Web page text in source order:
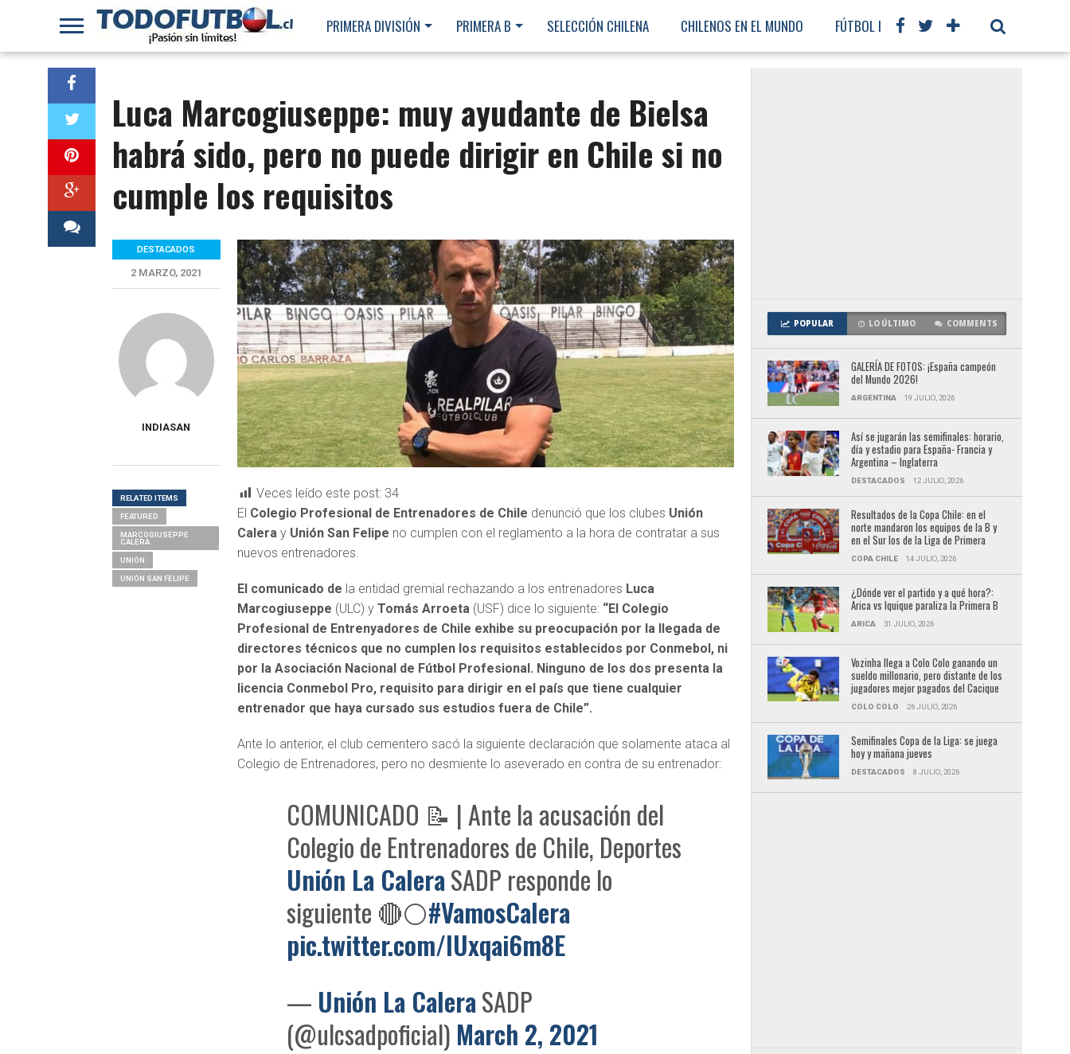
PRIMERA DIVISIÓN PRIMERA B SELECCIÓN CHILENA CHILENOS EN EL MUNDO FÚTBOL INTERNACIONAL
Luca Marcogiuseppe: muy ayudante de Bielsa
habrá sido, pero no puede dirigir en Chile si no
cumple los requisitos
Veces leído este post: 34
El Colegio Profesional de Entrenadores de Chile denunció que los clubes Unión
Calera y Unión San Felipe no cumplen con el reglamento a la hora de contratar a sus
nuevos entrenadores.
El comunicado de la entidad gremial rechazando a los entrenadores Luca
Marcogiuseppe (ULC) yTomás Arroeta (USF) dice lo siguiente: “El Colegio
Profesional de Entrenyadores de Chile exhibe su preocupación por la llegada de
directores técnicos que no cumplen los requisitos establecidos por Conmebol, ni
por la Asociación Nacional de Fútbol Profesional. Ninguno de los dos presenta la
licencia Conmebol Pro, requisito para dirigir en el país que tiene cualquier
entrenador que haya cursado sus estudios fuera de Chile”.
Ante lo anterior, el club cementero sacó la siguiente declaración que solamente ataca al
Colegio de Entrenadores, pero no desmiente lo aseverado en contra de su entrenador:
COMUNICADO 📝 | Ante la acusación del
Colegio de Entrenadores de Chile, Deportes
Unión La CaleraSADP responde lo
siguiente 🔴⚪️#VamosCalera
pic.twitter.com/IUxqai6m8E
— Unión La CaleraSADP
(@ulcsadpoficial) March 2, 2021
DESTACADOS
2 MARZO, 2021
INDIASAN
RELATED ITEMS
FEATURED
MARCOGIUSEPPE
CALERA
UNIÓN
UNIÓN SAN FELIPE
POPULAR LO ÚLTIMO COMMENTS
GALERÍA DE FOTOS: ¡España campeón
del Mundo 2026!
ARGENTINA 19 JULIO, 2026
Así se jugarán las semifinales: horario,
día y estadio para España- Francia y
Argentina – Inglaterra
DESTACADOS 12 JULIO, 2026
Resultados de la Copa Chile: en el
norte mandaron los equipos de la B y
en el Sur los de la Liga de Primera
COPA CHILE 14 JULIO, 2026
¿Dónde ver el partido y a qué hora?:
Arica vs Iquique paraliza la Primera B
ARICA 31 JULIO, 2026
Vozinha llega a Colo Colo ganando un
sueldo millonario, pero distante de los
jugadores mejor pagados del Cacique
COLO COLO 26 JULIO, 2026
Semifinales Copa de la Liga: se juega
hoy y mañana jueves
DESTACADOS 8 JULIO, 2026